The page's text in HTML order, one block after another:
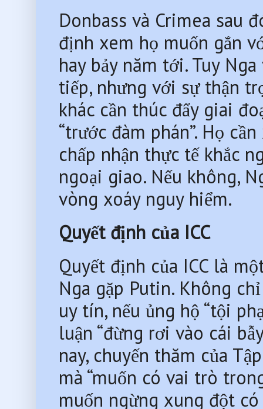
Donbass và Crimea sau
định xem họ muốn gắn
hay bảy năm tới. Tuy
tiếp, nhưng với sự thận
khác cần thúc đẩy giai
“trước đàm phán”. Họ
chấp nhận thực tế khắc
ngoại giao. Nếu không,
vòng xoáy nguy hiểm.
Quyết định của ICC
Quyết định của ICC là
Nga gặp Putin. Không
uy tín, nếu ủng hộ “tội
luận “đừng rơi vào cái
nay, chuyến thăm của
mà “muốn có vai trò
muốn ngừng xung đột